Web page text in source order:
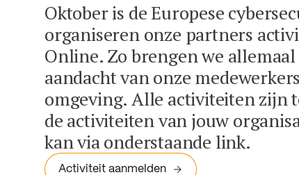
Oktober is de Europese
organiseren onze partners
Online. Zo brengen we
aandacht van onze
omgeving. Alle activiteiten zijn
de activiteiten van jouw
kan via onderstaande link.
Activiteit aanmelden